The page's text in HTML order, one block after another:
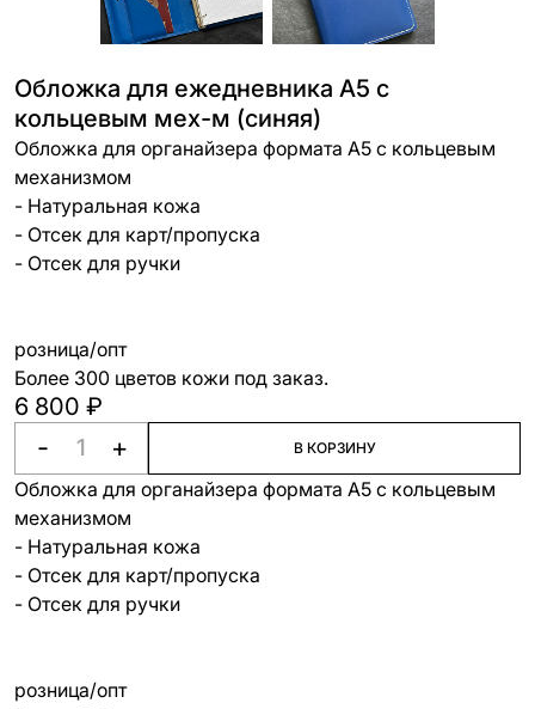
Обложка для ежедневника А5 с
кольцевым мех-м (синяя)
Обложка для органайзера формата А5 с кольцевым
механизмом
- Натуральная кожа
- Отсек для карт/пропуска
- Отсек для ручки
розница/опт
Более 300 цветов кожи под заказ.
6 800 ₽
- + В КОРЗИНУ
Обложка для органайзера формата А5 с кольцевым
механизмом
- Натуральная кожа
- Отсек для карт/пропуска
- Отсек для ручки
розница/опт